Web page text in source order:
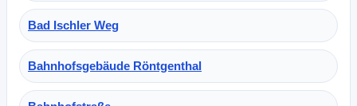
Bad Ischler Weg
Bahnhofsgebäude Röntgenthal